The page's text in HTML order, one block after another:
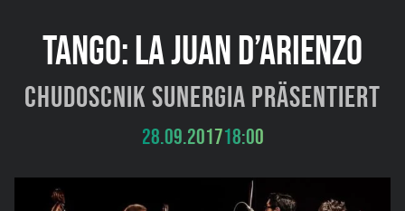
TANGO: LA JUAN D’ARIENZO
Chudoscnik Sunergia präsentiert
28.09.201718:00